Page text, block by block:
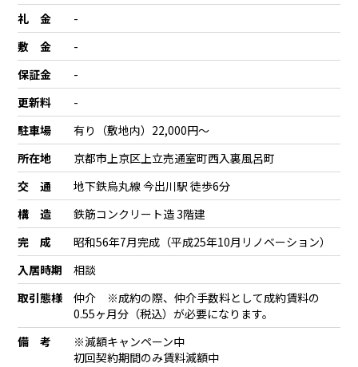
礼 金
-
敷 金
-
保証金
-
更新料
-
駐車場
有り（敷地内）22,000円〜
所在地
京都市上京区上立売通室町西入裏風呂町
交 通
地下鉄烏丸線 今出川駅 徒歩6分
構 造
鉄筋コンクリート造 3階建
完 成
昭和56年7月完成（平成25年10月リノベーション）
入居時期
相談
取引態様
仲介 ※成約の際、仲介手数料として成約賃料の
0.55ヶ月分（税込）が必要になります。
備 考
※減額キャンペーン中
初回契約期間のみ賃料減額中